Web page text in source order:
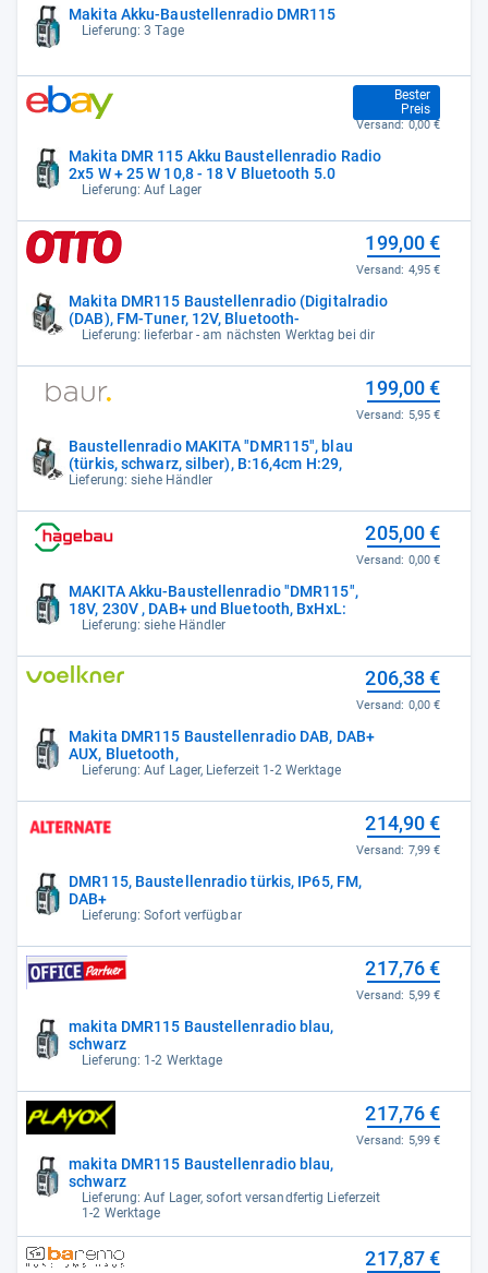
Makita Akku-Baustellenradio DMR115
Lieferung: 3 Tage
Makita DMR 115 Akku Baustellenradio Radio
2x5 W + 25 W 10,8 - 18 V Bluetooth 5.0
Lieferung: Auf Lager
Bester
Preis
194,69 €
Versand: 0,00 €
Makita DMR115 Baustellenradio (Digitalradio
(DAB), FM-Tuner, 12V, Bluetooth-
Lieferung: lieferbar - am nächsten Werktag bei dir
199,00 €
Versand: 4,95 €
Baustellenradio MAKITA "DMR115", blau
(türkis, schwarz, silber), B:16,4cm H:29,
Lieferung: siehe Händler
199,00 €
Versand: 5,95 €
MAKITA Akku-Baustellenradio "DMR115",
18V, 230V , DAB+ und Bluetooth, BxHxL:
Lieferung: siehe Händler
205,00 €
Versand: 0,00 €
Makita DMR115 Baustellenradio DAB, DAB+
AUX, Bluetooth,
Lieferung: Auf Lager, Lieferzeit 1-2 Werktage
206,38 €
Versand: 0,00 €
DMR115, Baustellenradio türkis, IP65, FM,
DAB+
Lieferung: Sofort verfügbar
214,90 €
Versand: 7,99 €
makita DMR115 Baustellenradio blau,
schwarz
Lieferung: 1-2 Werktage
217,76 €
Versand: 5,99 €
makita DMR115 Baustellenradio blau,
schwarz
Lieferung: Auf Lager, sofort versandfertig Lieferzeit
1-2 Werktage
217,76 €
Versand: 5,99 €
217,87 €